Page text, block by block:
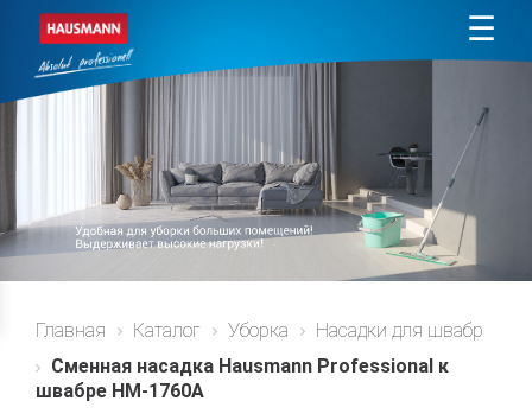
☰
Главная Каталог Уборка
Насадки для швабр
Сменная насадка Hausmann Professional к
швабре HM-1760A